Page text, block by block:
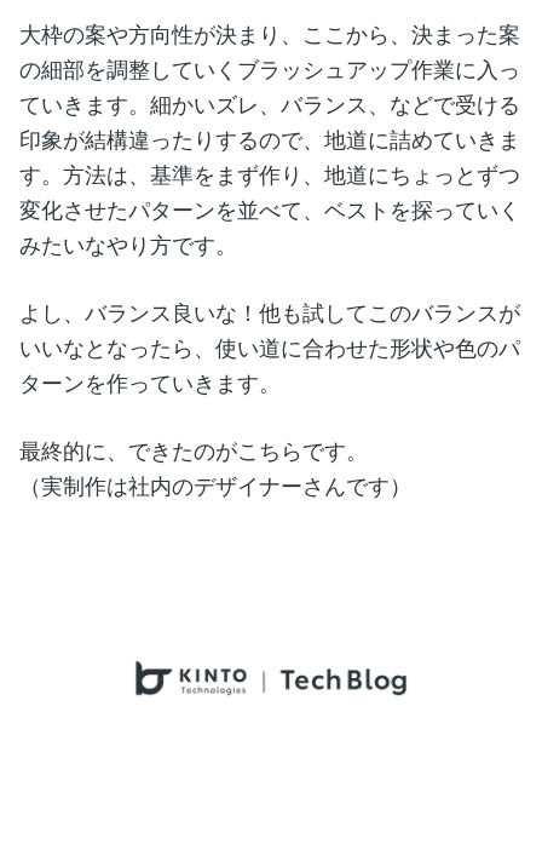
大枠の案や方向性が決まり、ここから、決まった案
の細部を調整していくブラッシュアップ作業に入っ
ていきます。細かいズレ、バランス、などで受ける
印象が結構違ったりするので、地道に詰めていきま
す。方法は、基準をまず作り、地道にちょっとずつ
変化させたパターンを並べて、ベストを探っていく
みたいなやり方です。
よし、バランス良いな！他も試してこのバランスが
いいなとなったら、使い道に合わせた形状や色のパ
ターンを作っていきます。
最終的に、できたのがこちらです。
（実制作は社内のデザイナーさんです）